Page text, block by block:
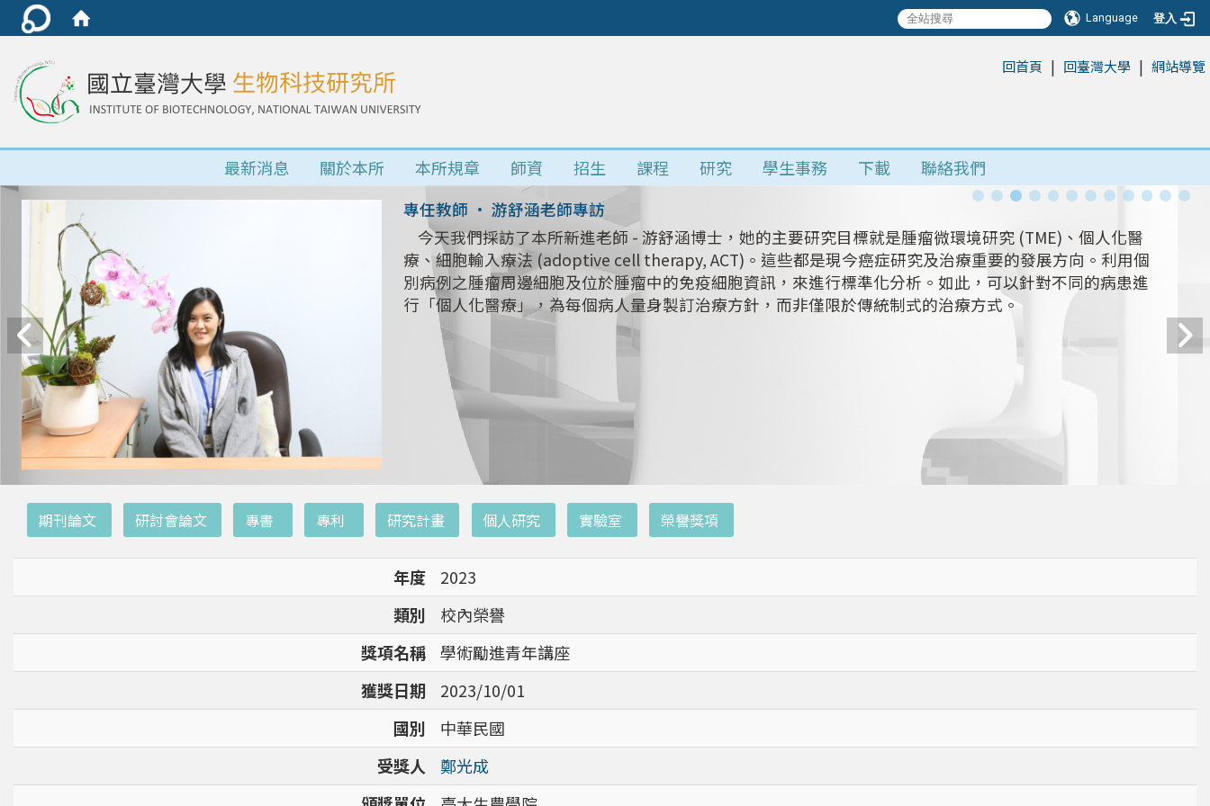
Language 登入
回首頁 | 回臺灣大學 | 網站導覽
最新消息 關於本所 本所規章 師資 招生 課程 研究 學生事務 下載 聯絡我們
專任教師 • 游舒涵老師專訪
今天我們採訪了本所新進老師 - 游舒涵博士，她的主要研究目標就是腫瘤微環境研究 (TME)、個人化醫
療、細胞輸入療法 (adoptive cell therapy, ACT)。這些都是現今癌症研究及治療重要的發展方向。利用個
別病例之腫瘤周邊細胞及位於腫瘤中的免疫細胞資訊，來進行標準化分析。如此，可以針對不同的病患進
行「個人化醫療」，為每個病人量身製訂治療方針，而非僅限於傳統制式的治療方式。
期刊論文 研討會論文 專書 專利 研究計畫 個人研究 實驗室 榮譽獎項
年度
2023
類別
校內榮譽
獎項名稱
學術勵進青年講座
獲獎日期
2023/10/01
國別
中華民國
受獎人
鄭光成